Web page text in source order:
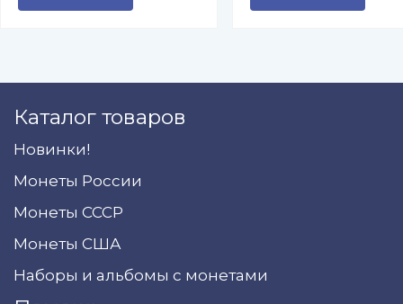
Каталог товаров
Новинки!
Монеты России
Монеты СССР
Монеты США
Наборы и альбомы с монетами